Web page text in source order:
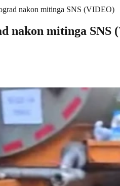
nakon mitinga SNS (VIDEO)
nakon mitinga SNS